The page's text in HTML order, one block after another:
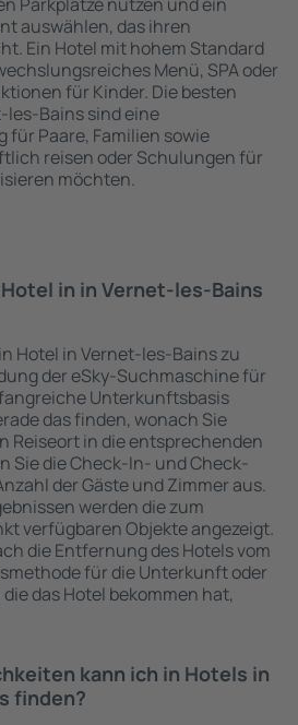
auswählen, das ihren
Ein Hotel mit hohem Standard
Menü, SPA oder
für Kinder. Die besten
Bains sind eine
für Paare, Familien sowie
reisen oder Schulungen für
möchten.
in in Vernet-les-Bains
Hotel in Vernet-les-Bains zu
der eSky-Suchmaschine für
Unterkunftsbasis
das finden, wonach Sie
Reiseort in die entsprechenden
Sie die Check-In- und Check-
der Gäste und Zimmer aus.
werden die zum
verfügbaren Objekte angezeigt.
die Entfernung des Hotels vom
für die Unterkunft oder
das Hotel bekommen hat,
kann ich in Hotels in
finden?